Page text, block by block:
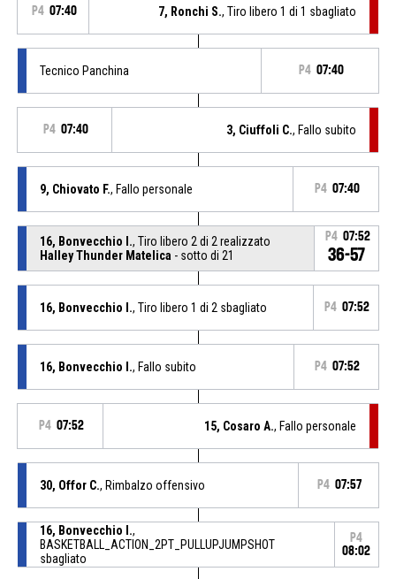
P4 07:40 7, Ronchi S., Tiro libero 1 di 1 sbagliato
Tecnico Panchina P4 07:40
P4 07:40 3, Ciuffoli C., Fallo subito
9, Chiovato F., Fallo personale P4 07:40
16, Bonvecchio I., Tiro libero 2 di 2 realizzato
Halley Thunder Matelica - sotto di 21
P4 07:52
36-57
16, Bonvecchio I., Tiro libero 1 di 2 sbagliato P4 07:52
16, Bonvecchio I., Fallo subito P4 07:52
P4 07:52 15, Cosaro A., Fallo personale
30, Offor C., Rimbalzo offensivo P4 07:57
16, Bonvecchio I.,
BASKETBALL_ACTION_2PT_PULLUPJUMPSHOT
sbagliato
P4
08:02